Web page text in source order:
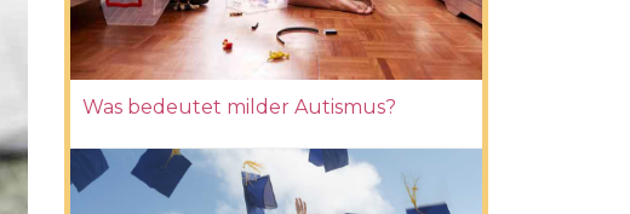
Was bedeutet milder Autismus?